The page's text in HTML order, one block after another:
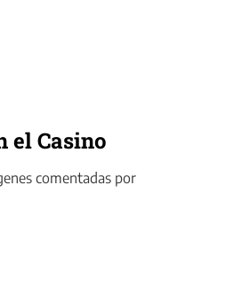
el Casino
comentadas por